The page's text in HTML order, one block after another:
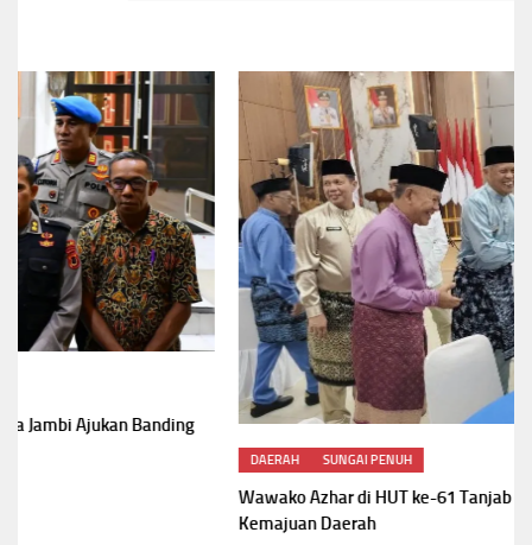
Wawako Azhar di HUT ke-61 Tanjab Barat,Kolaborasi Jadi Kunci